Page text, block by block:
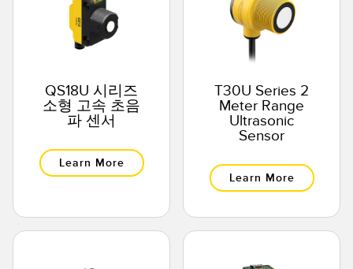
QS18U 시리즈
소형 고속 초음
파 센서
Learn More
T30U Series 2
Meter Range
Ultrasonic
Sensor
Learn More